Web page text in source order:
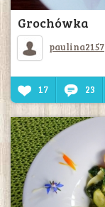
Grochówka
paulina2157
17 23